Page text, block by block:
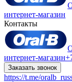
интернет-магазин
Контакты
интернет-магазин
Заказать звонок
https://t.me/